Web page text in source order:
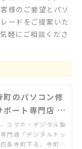
様のご要望とパソ
ードをご提案いた
軽にご相談くださ
町のパソコン修
ポート専門店 |
ック京都店
スマホ・デジタル製
門店「デジタルドッ
条寺町下る、寺町通